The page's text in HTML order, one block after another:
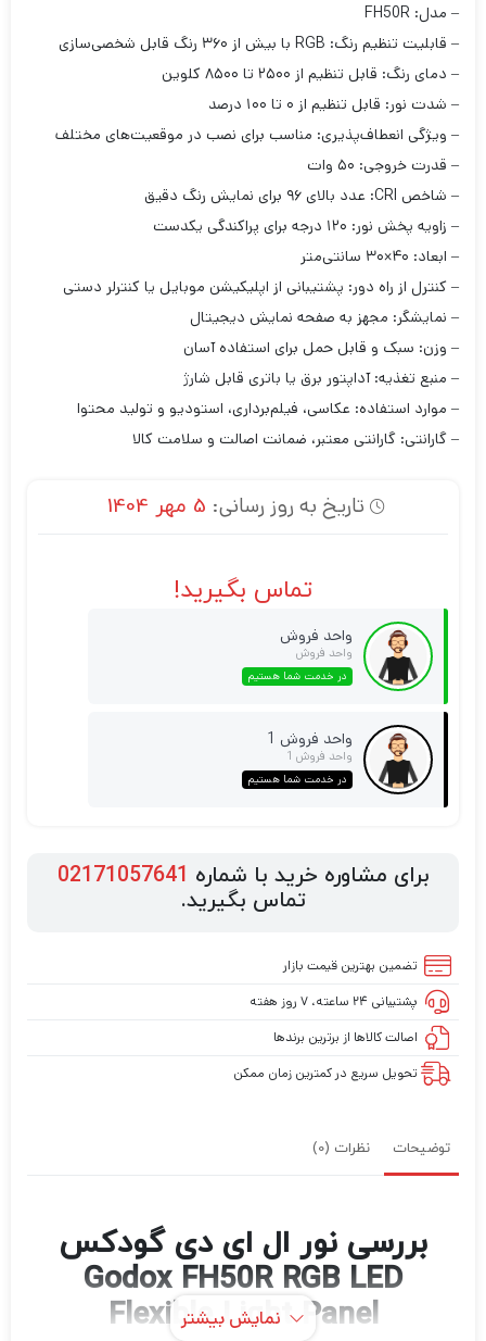
– مدل: FH50R
– قابلیت تنظیم رنگ: RGB با بیش از ۳۶۰ رنگ قابل شخصی‌سازی
– دمای رنگ: قابل تنظیم از ۲۵۰۰ تا ۸۵۰۰ کلوین
– شدت نور: قابل تنظیم از ۰ تا ۱۰۰ درصد
– ویژگی انعطاف‌پذیری: مناسب برای نصب در موقعیت‌های مختلف
– قدرت خروجی: ۵۰ وات
– شاخص CRI: عدد بالای ۹۶ برای نمایش رنگ دقیق
– زاویه پخش نور: ۱۲۰ درجه برای پراکندگی یکدست
– ابعاد: ۴۰×۳۰ سانتی‌متر
– کنترل از راه دور: پشتیبانی از اپلیکیشن موبایل یا کنترلر دستی
– نمایشگر: مجهز به صفحه نمایش دیجیتال
– وزن: سبک و قابل حمل برای استفاده آسان
– منبع تغذیه: آداپتور برق یا باتری قابل شارژ
– موارد استفاده: عکاسی، فیلم‌برداری، استودیو و تولید محتوا
– گارانتی: گارانتی معتبر، ضمانت اصالت و سلامت کالا
تاریخ به روز رسانی: 5 مهر 1404
تماس بگیرید!
واحد فروش
واحد فروش
در خدمت شما هستیم
واحد فروش 1
واحد فروش 1
در خدمت شما هستیم
برای مشاوره خرید با شماره 02171057641
تماس بگیرید.
تضمین بهترین قیمت بازار
پشتیبانی ۲۴ ساعته، ۷ روز هفته
اصالت کالاها از برترین برندها
تحویل سریع در کمترین زمان ممکن
توضیحات نظرات (0)
بررسی نور ال ای دی گودکس
Godox FH50R RGB LED
Flexible Light Panel
نمایش بیشتر